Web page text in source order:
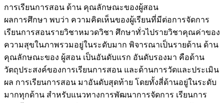
การเรียนการสอน ด้าน คุณลักษณะของผู้สอน
ผลการศึกษา พบว่า ความคิดเห็นของผู้เรียนที่มีต่อการจัดการ
เรียนการสอนรายวิชาหมวดวิชา ศึกษาทั่วไปรายวิชาคุณค่าของ
ความสุขในภาพรวมอยู่ในระดับมาก พิจารณาเป็นรายด้าน ด้าน
คุณลักษณะของ ผู้สอน เป็นอันดับแรก อันดับรองมา คือด้าน
วัตถุประสงค์ของการเรียนการสอน และด้านการวัดและประเมิน
ผล การเรียนการสอน มาอันดับสุดท้าย โดยทั้งสี่ด้านอยู่ในระดับ
มากทุกด้าน สำหรับแนวทางการพัฒนาการจัดการ เรียนการ